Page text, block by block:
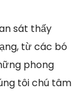
sát thấy
từ các bó
phong
tôi chú tâm